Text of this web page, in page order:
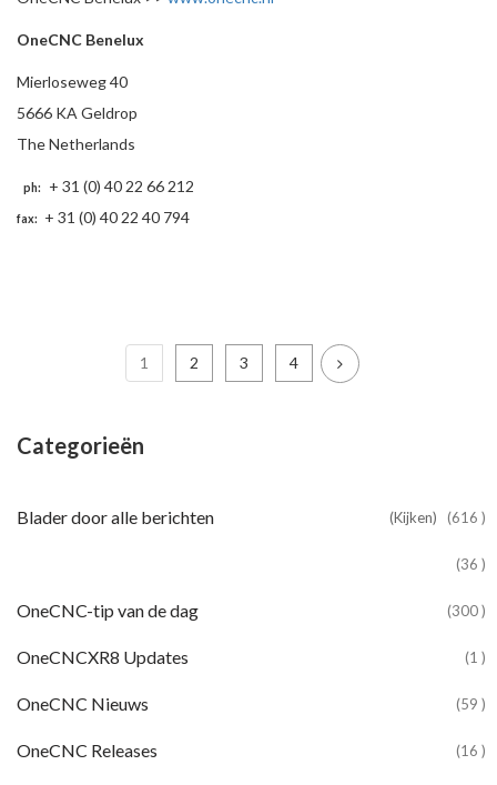
OneCNC Benelux
Mierloseweg 40
5666 KA Geldrop
The Netherlands
ph: + 31 (0) 40 22 66 212
fax: + 31 (0) 40 22 40 794
1 2 3 4
Categorieën
Blader door alle berichten (Kijken) (616 )
(36 )
OneCNC-tip van de dag (300 )
OneCNCXR8 Updates (1 )
OneCNC Nieuws (59 )
OneCNC Releases (16 )